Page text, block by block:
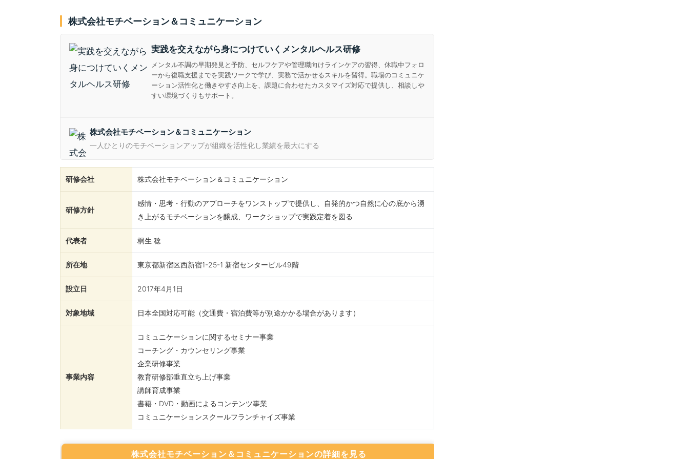
株式会社モチベーション＆コミュニケーション
実践を交えながら身につけていくメンタルヘルス研修
メンタル不調の早期発見と予防、セルフケアや管理職向けラインケアの習得、休職中フォロ
ーから復職支援までを実践ワークで学び、実務で活かせるスキルを習得。職場のコミュニケ
ーション活性化と働きやすさ向上を、課題に合わせたカスタマイズ対応で提供し、相談しや
すい環境づくりもサポート。
株式会社モチベーション＆コミュニケーション
一人ひとりのモチベーションアップが組織を活性化し業績を最大にする
研修会社 株式会社モチベーション＆コミュニケーション
研修方針
感情・思考・行動のアプローチをワンストップで提供し、自発的かつ自然に心の底から湧
き上がるモチベーションを醸成、ワークショップで実践定着を図る
代表者 桐生 稔
所在地 東京都新宿区西新宿1-25-1 新宿センタービル49階
設立日 2017年4月1日
対象地域 日本全国対応可能（交通費・宿泊費等が別途かかる場合があります）
事業内容
コミュニケーションに関するセミナー事業
コーチング・カウンセリング事業
企業研修事業
教育研修部垂直立ち上げ事業
講師育成事業
書籍・DVD・動画によるコンテンツ事業
コミュニケーションスクールフランチャイズ事業
株式会社モチベーション＆コミュニケーションの詳細を見る